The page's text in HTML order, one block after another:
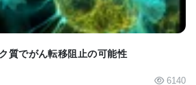
、糖脂質の疎水性末端の化学構
ジッドな隣接する分子と強く作
している。互いに作用し合う分
ければ、部分的に整列したリジ
質でがん転移阻止の可能性
6140